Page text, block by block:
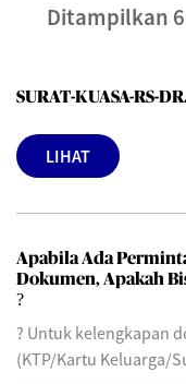
Ditampilkan
SURAT-KUASA-RS-
LIHAT
Apabila Ada
Dokumen, Apakah
?
? Untuk kelengkapan
(KTP/Kartu Keluarga/